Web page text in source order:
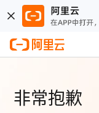
非常抱歉